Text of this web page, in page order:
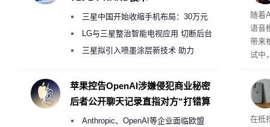
理”
随着
语音
带来
试中
互
桌面
系
在抵
三星中国开始收缩手机布局：30万元
月销售额不达标门店 将被逐步清退
LG与三星整治智能电视应用 切断后台
偷偷共享带宽的违规行为
三星拟引入喷墨涂层新技术 助力
度
苹果控告OpenAI涉嫌侵犯商业秘密
后者公开聊天记录直指对方“打错算
Anthropic、OpenAI等企业面临欧盟